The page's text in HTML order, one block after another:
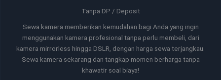
Tanpa DP / Deposit
Sewa kamera memberikan kemudahan bagi Anda yang ingin
menggunakan kamera profesional tanpa perlu membeli, dari
kamera mirrorless hingga DSLR, dengan harga sewa terjangkau.
Sewa kamera sekarang dan tangkap momen berharga tanpa
khawatir soal biaya!